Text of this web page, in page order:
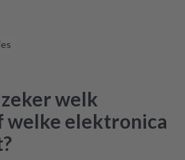
welk
welke elektronica